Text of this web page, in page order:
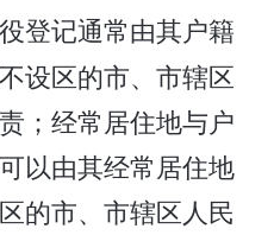
登记通常由其户籍
设区的市、市辖区
；经常居住地与户
以由其经常居住地
的市、市辖区人民